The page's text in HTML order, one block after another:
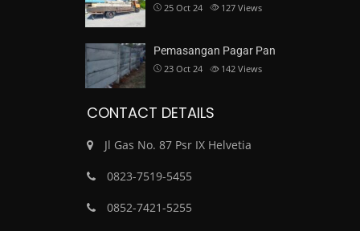
25 Oct 24 127 Views
Pemasangan Pagar Pan
23 Oct 24 142 Views
CONTACT DETAILS
Jl Gas No. 87 Psr IX Helvetia
0823-7519-5455
0852-7421-5255